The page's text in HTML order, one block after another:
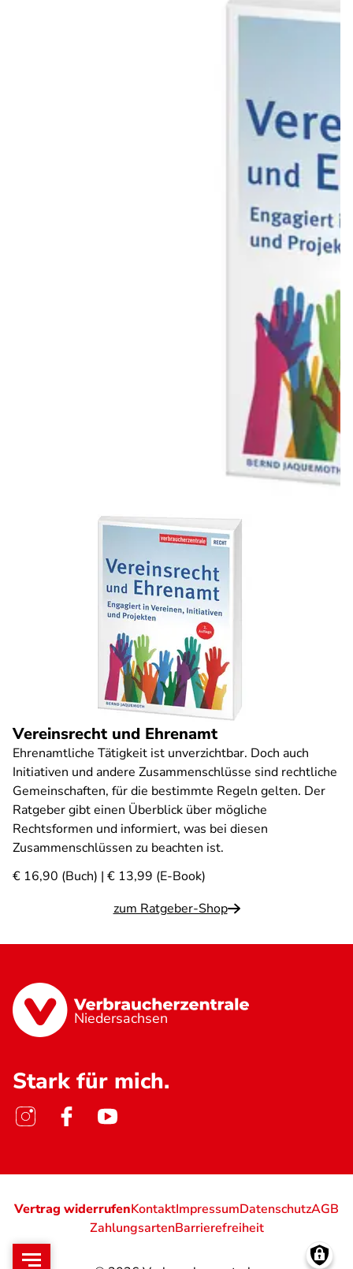
Vereinsrecht und Ehrenamt
Ehrenamtliche Tätigkeit ist unverzichtbar. Doch auch
Initiativen und andere Zusammenschlüsse sind rechtliche
Gemeinschaften, für die bestimmte Regeln gelten. Der
Ratgeber gibt einen Überblick über mögliche
Rechtsformen und informiert, was bei diesen
Zusammenschlüssen zu beachten ist.
€ 16,90 (Buch) | € 13,99 (E-Book)
zum Ratgeber-Shop
Niedersachsen
Stark für mich.
Vertrag widerrufenKontaktImpressumDatenschutzAGB
ZahlungsartenBarrierefreiheit